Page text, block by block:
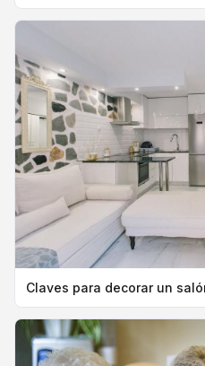
Claves para decorar un